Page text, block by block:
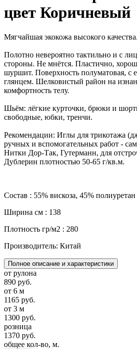
цвет Коричневый
Мягчайшая экокожа высокого качества.
Полотно невероятно тактильно и с
стороны. Не мнётся. Пластично,
шуршит. Поверхность полуматовая, с
глянцем. Шелковистый район на
комфортность телу.
Шьём: лёгкие курточки, брюки и
свободные, юбки, тренчи.
Рекомендации: Иглы для трикотажа
ручных и вспомогательных работ -
Нитки Дор-Так, Гутерманн, для
Дублерин плотностью 50-65 г/кв.м.
Состав : 55% вискоза, 45% полиуретан
Ширина см : 138
Плотность гр/м2 : 280
Производитель: Китай
Полное описание и характеристики
от рулона
890 руб.
от 6 м
1165 руб.
от 3 м
1300 руб.
розница
1370 руб.
общее кол-во, м.